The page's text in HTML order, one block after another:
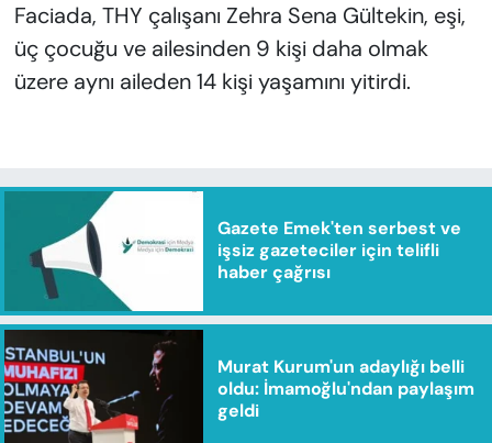
Faciada, THY çalışanı Zehra Sena Gültekin, eşi,
üç çocuğu ve ailesinden 9 kişi daha olmak
üzere aynı aileden 14 kişi yaşamını yitirdi.
Gazete Emek'ten serbest ve
işsiz gazeteciler için telifli
haber çağrısı
Murat Kurum'un adaylığı belli
oldu: İmamoğlu'ndan paylaşım
geldi
VAN VE DİYARBAKIR HABERLERİ